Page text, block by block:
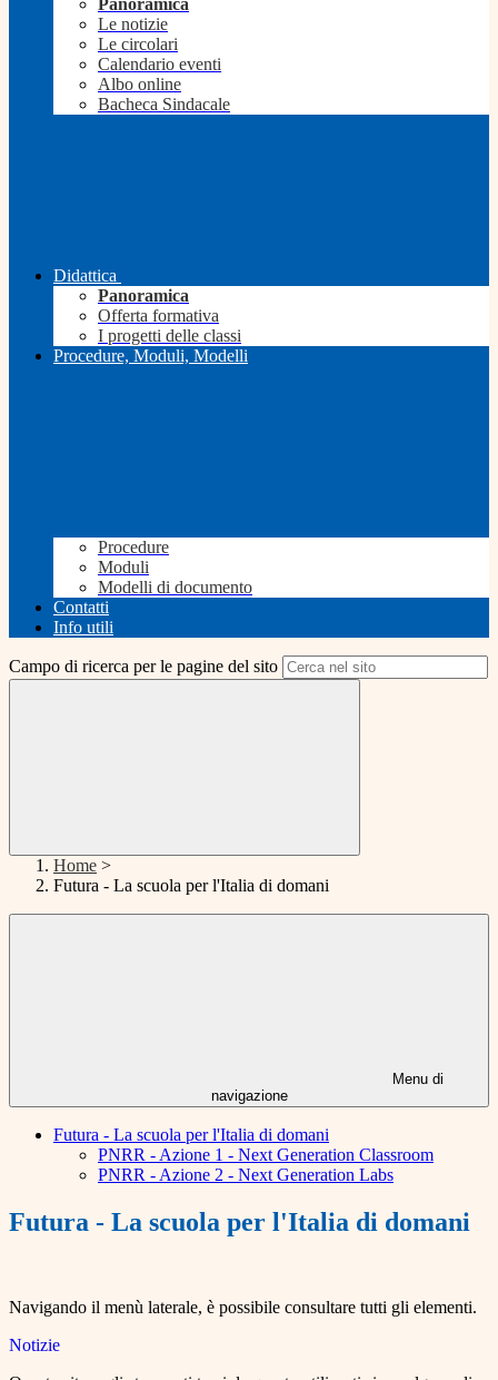
Panoramica
Le notizie
Le circolari
Calendario eventi
Albo online
Bacheca Sindacale
Didattica
Panoramica
Offerta formativa
I progetti delle classi
Procedure, Moduli, Modelli
Procedure
Moduli
Modelli di documento
Contatti
Info utili
Campo di ricerca per le pagine del sito
Home >
Futura - La scuola per l'Italia di domani
Menu di
navigazione
Futura - La scuola per l'Italia di domani
PNRR - Azione 1 - Next Generation Classroom
PNRR - Azione 2 - Next Generation Labs
Futura - La scuola per l'Italia di domani
Navigando il menù laterale, è possibile consultare tutti gli elementi.
Notizie